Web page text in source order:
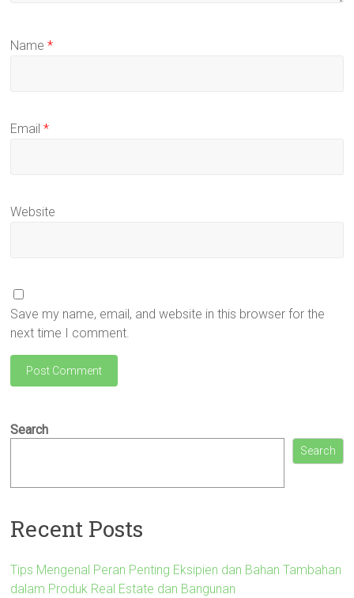
Name*
Email*
Website
Save my name, email, and website in this browser for the
next time I comment.
Search
Search
Recent Posts
Tips Mengenal Peran Penting Eksipien dan Bahan Tambahan
dalam Produk Real Estate dan Bangunan